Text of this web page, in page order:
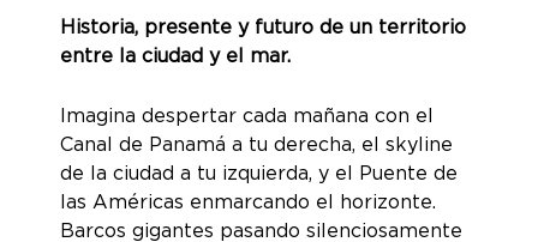
Historia, presente y futuro de un territorio
entre la ciudad y el mar.
Imagina despertar cada mañana con el
Canal de Panamá a tu derecha, el skyline
de la ciudad a tu izquierda, y el Puente de
las Américas enmarcando el horizonte.
Barcos gigantes pasando silenciosamente